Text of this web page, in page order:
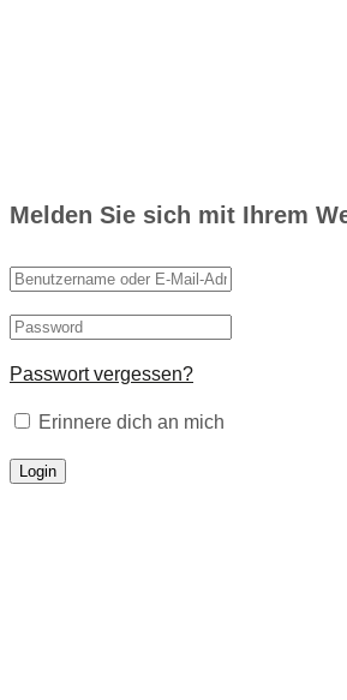
Melden Sie sich mit Ihrem
Passwort vergessen?
Erinnere dich an mich